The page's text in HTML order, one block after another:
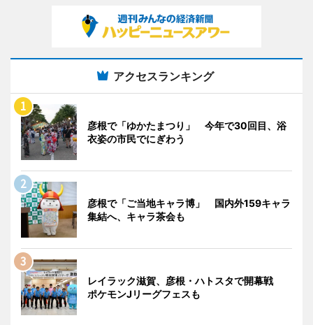
アクセスランキング
彦根で「ゆかたまつり」 今年で30回目、浴
衣姿の市民でにぎわう
彦根で「ご当地キャラ博」 国内外159キャラ
集結へ、キャラ茶会も
レイラック滋賀、彦根・ハトスタで開幕戦
ポケモンJリーグフェスも